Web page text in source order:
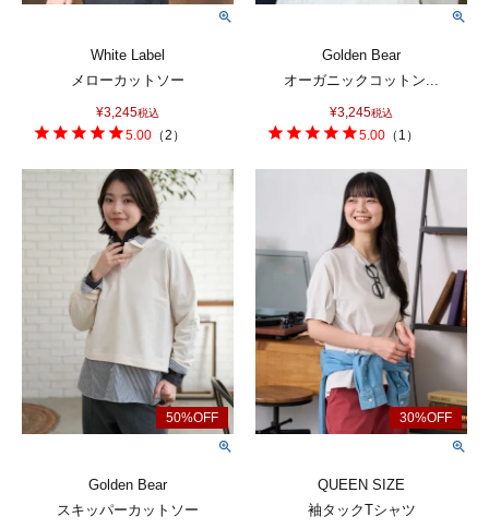
White Label
メローカットソー
¥3,245税込
5.00 （2 ）
Golden Bear
オーガニックコットン...
¥3,245税込
5.00 （ 1 ）
Golden Bear
スキッパーカットソー
QUEEN SIZE
袖タックTシャツ